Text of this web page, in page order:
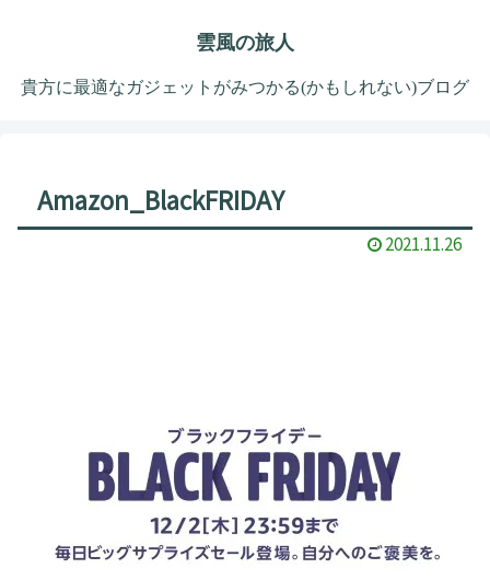
雲風の旅人
貴方に最適なガジェットがみつかる(かもしれない)ブログ
Amazon_BlackFRIDAY
2021.11.26